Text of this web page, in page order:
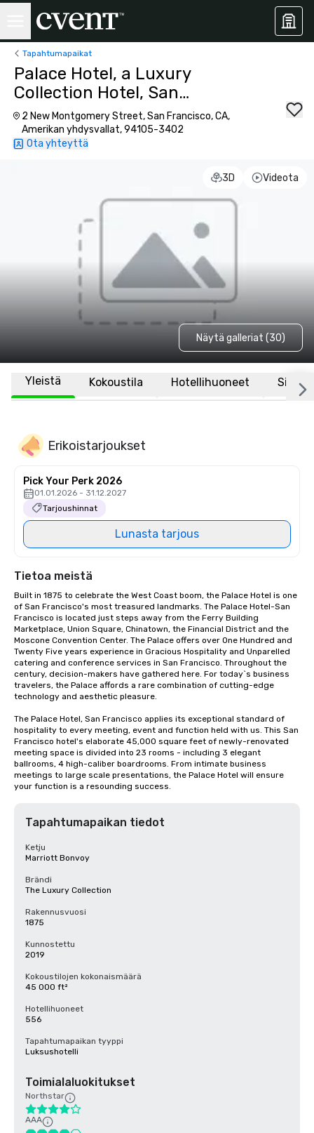
Tapahtumapaikat
Palace Hotel, a Luxury
Collection Hotel, San
Francisco
2 New Montgomery Street, San Francisco, CA,
Amerikan yhdysvallat, 94105-3402
Ota yhteyttä
3D Videota
Näytä galleriat (30)
Yleistä Kokoustila Hotellihuoneet Sijainti
Erikoistarjoukset
Pick Your Perk 2026
01.01.2026 - 31.12.2027
Tarjoushinnat
Lunasta tarjous
Tietoa meistä
Built in 1875 to celebrate the West Coast boom, the Palace Hotel is one
of San Francisco's most treasured landmarks. The Palace Hotel-San
Francisco is located just steps away from the Ferry Building
Marketplace, Union Square, Chinatown, the Financial District and the
Moscone Convention Center. The Palace offers over One Hundred and
Twenty Five years experience in Gracious Hospitality and Unparelled
catering and conference services in San Francisco. Throughout the
century, decision-makers have gathered here. For today`s business
travelers, the Palace affords a rare combination of cutting-edge
technology and aesthetic pleasure.
The Palace Hotel, San Francisco applies its exceptional standard of
hospitality to every meeting, event and function held with us. This San
Francisco hotel's elaborate 45,000 square feet of newly-renovated
meeting space is divided into 23 rooms - including 3 elegant
ballrooms, 4 high-caliber boardrooms. From intimate business
meetings to large scale presentations, the Palace Hotel will ensure
your function is a resounding success.
Tapahtumapaikan tiedot
Ketju
Marriott Bonvoy
Brändi
The Luxury Collection
Rakennusvuosi
1875
Kunnostettu
2019
Kokoustilojen kokonaismäärä
45 000 ft²
Hotellihuoneet
556
Tapahtumapaikan tyyppi
Luksushotelli
Toimialaluokitukset
Northstar
AAA